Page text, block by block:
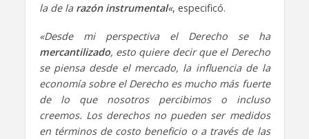
la de la razón instrumental«, especificó.
«Desde mi perspectiva el Derecho se ha
mercantilizado, esto quiere decir que el Derecho
se piensa desde el mercado, la influencia de la
economía sobre el Derecho es mucho más fuerte
de lo que nosotros percibimos o incluso
creemos. Los derechos no pueden ser medidos
en términos de costo beneficio o a través de las